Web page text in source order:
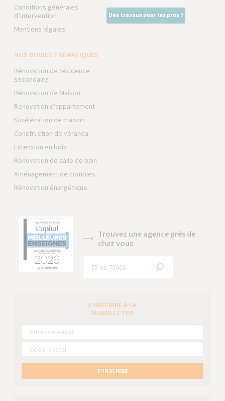
Conditions générales
d’intervention
Mentions légales
Des travaux pour les pros ?
NOS GUIDES THÉMATIQUES
Rénovation de résidence
secondaire
Rénovation de Maison
Rénovation d'appartement
Surélévation de maison
Construction de véranda
Extension en bois
Rénovation de salle de bain
Aménagement de combles
Rénovation énergétique
Trouvez une agence près de
chez vous
S’INSCRIRE À LA
NEWSLETTER
S’INSCRIRE